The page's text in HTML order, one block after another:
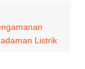
Listrik